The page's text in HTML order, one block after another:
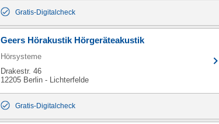
Gratis-Digitalcheck
Geers Hörakustik Hörgeräteakustik
Hörsysteme
Drakestr. 46
12205 Berlin - Lichterfelde
Gratis-Digitalcheck